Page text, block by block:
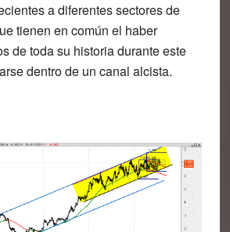
a diferentes sectores de
tienen en común el haber
de toda su historia durante este
dentro de un canal alcista.